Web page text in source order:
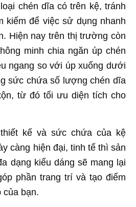
chén dĩa có trên kệ, tránh
kiếm để việc sử dụng nhanh
Hiện nay trên thị trường còn
minh chia ngăn úp chén
ngang so với úp xuống dưới
sức chứa số lượng chén dĩa
từ đó tối ưu diện tích cho
kế và sức chứa của kệ
càng hiện đại, tinh tế thì sản
dạng kiểu dáng sẽ mang lại
phần trang trí và tạo điểm
của bạn.